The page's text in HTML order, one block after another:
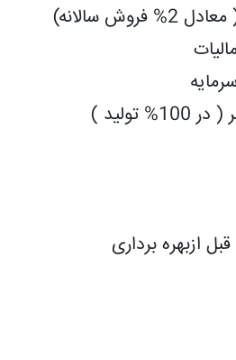
سالانه)
)
ازبهره برداری